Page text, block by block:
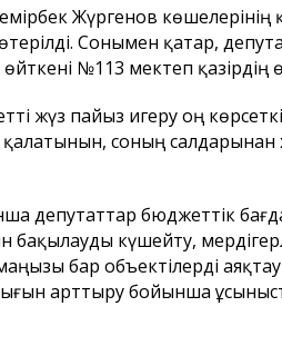
Жүргенов
Сонымен қатар,
өйткені №113 мектеп
жүз пайыз игеру оң
соның салдарынан
депутаттар бюджеттік
бақылауды күшейту,
бар объектілерді
арттыру бойынша